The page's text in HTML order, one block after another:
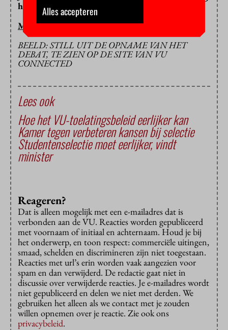
hebben we
het filmpje
MARIEKE SCHILP
BEELD: STILL UIT DE OPNAME VAN HET
DEBAT, TE ZIEN OP DE SITE VAN VU
CONNECTED
Lees ook
Hoe het VU-toelatingsbeleid eerlijker kan
Kamer tegen verbeteren kansen bij selectie
Studentenselectie moet eerlijker, vindt
minister
Reageren?
Dat is alleen mogelijk met een e-mailadres dat is
verbonden aan de VU. Reacties worden gepubliceerd
met voornaam of initiaal en achternaam. Houd je bij
het onderwerp, en toon respect: commerciële uitingen,
smaad, schelden en discrimineren zijn niet toegestaan.
Reacties met url’s erin worden vaak aangezien voor
spam en dan verwijderd. De redactie gaat niet in
discussie over verwijderde reacties. Je e-mailadres wordt
niet gepubliceerd en delen we niet met derden. We
gebruiken het alleen als we contact met je zouden
willen opnemen over je reactie. Zie ook ons
privacybeleid.
Alles accepteren